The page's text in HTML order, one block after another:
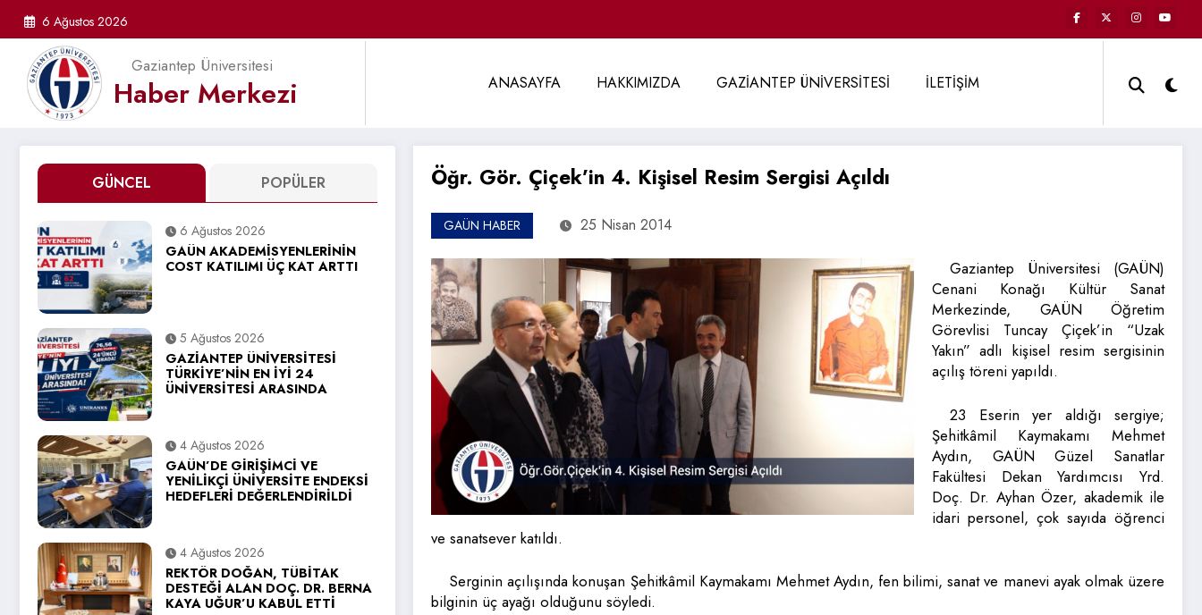
6 Ağustos 2026
Gaziantep Üniversitesi
Haber Merkezi ANASAYFA HAKKIMIZDA GAZİANTEP ÜNİVERSİTESİ İLETİŞİM
GÜNCEL POPÜLER
6 Ağustos 2026
GAÜN AKADEMİSYENLERİNİN
COST KATILIMI ÜÇ KAT ARTTI
5 Ağustos 2026
GAZİANTEP ÜNİVERSİTESİ
TÜRKİYE’NİN EN İYİ 24
ÜNİVERSİTESİ ARASINDA
4 Ağustos 2026
GAÜN’DE GİRİŞİMCİ VE
YENİLİKÇİ ÜNİVERSİTE ENDEKSİ
HEDEFLERİ DEĞERLENDİRİLDİ
4 Ağustos 2026
REKTÖR DOĞAN, TÜBİTAK
DESTEĞİ ALAN DOÇ. DR. BERNA
KAYA UĞUR’U KABUL ETTİ
Öğr. Gör. Çiçek’in 4. Kişisel Resim Sergisi Açıldı
GAÜN HABER 25 Nisan 2014
Gaziantep Üniversitesi (GAÜN)
Cenani Konağı Kültür Sanat
Merkezinde, GAÜN Öğretim
Görevlisi Tuncay Çiçek’in “Uzak
Yakın” adlı kişisel resim sergisinin
açılış töreni yapıldı.
23 Eserin yer aldığı sergiye;
Şehitkâmil Kaymakamı Mehmet
Aydın, GAÜN Güzel Sanatlar
Fakültesi Dekan Yardımcısı Yrd.
Doç. Dr. Ayhan Özer, akademik ile
idari personel, çok sayıda öğrenci
ve sanatsever katıldı.
Serginin açılışında konuşan Şehitkâmil Kaymakamı Mehmet Aydın, fen bilimi, sanat ve manevi ayak olmak üzere
bilginin üç ayağı olduğunu söyledi.